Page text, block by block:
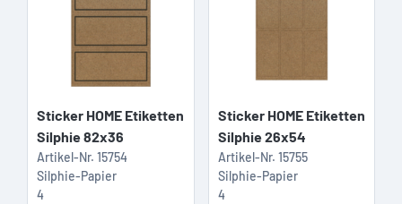
Sticker HOME Etiketten
Silphie 82x36
Artikel-Nr. 15754
Silphie-Papier
4
Sticker HOME Etiketten
Silphie 26x54
Artikel-Nr. 15755
Silphie-Papier
4